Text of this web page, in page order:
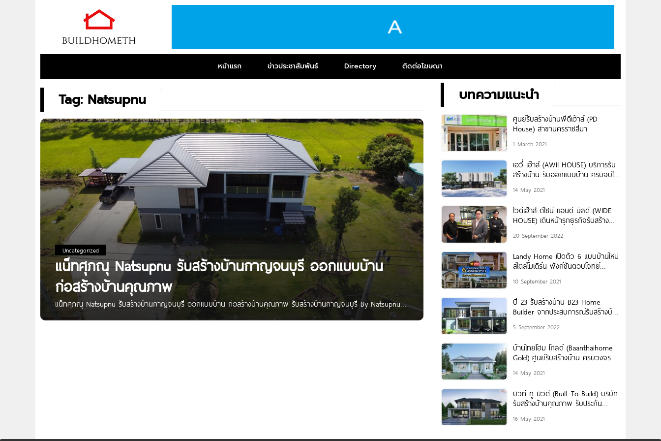
หน้าแรก ข่าวประชาสัมพันธ์ Directory ติดต่อโฆษณา
Tag: Natsupnu
Uncategorized
แน็ทศุภณุ Natsupnu รับสร้างบ้านกาญจนบุรี ออกแบบบ้าน
ก่อสร้างบ้านคุณภาพ
แน็ทศุภณุ Natsupnu รับสร้างบ้านกาญจนบุรี ออกแบบบ้าน ก่อสร้างบ้านคุณภาพ รับสร้างบ้านกาญจนบุรี By Natsupnu |
บริษัทรับสร้างบ้านและออกแบบตามความต้องการของลูกค้า โดยปลูกสร้างบนที่ดินของลูกค้าเอง เราสามารถออกแบบให้
บทความแนะนำ
ศูนย์รับสร้างบ้านพีดีเฮ้าส์ (PD
House) สาขานครราชสีมา
1 March 2021
เอวี่ เฮ้าส์ (AWII HOUSE) บริการรับ
สร้างบ้าน รับออกแบบบ้าน ครบจบใน
14 May 2021
ไวด์เฮ้าส์ ดีไซน์ แอนด์ บิลด์ (WIDE
HOUSE) เดินหน้ารุกธุรกิจรับสร้าง
ของ ‘การสร้างบ้าน’ แบบเติมเต็มทุก
20 September 2022
Landy Home เปิดตัว 6 แบบบ้านใหม่
สไตล์โมเดิร์น ฟังก์ชันตอบโจทย์
10 September 2021
บี 23 รับสร้างบ้าน B23 Home
Builder จากประสบการณ์รับสร้างบ้าน
5 September 2022
บ้านไทยโฮม โกลด์ (Baanthaihome
Gold) ศูนย์รับสร้างบ้าน ครบวงจร
14 May 2021
บิวท์ ทู บิวด์ (Built To Build) บริษัท
รับสร้างบ้านคุณภาพ รับประกัน
16 May 2021